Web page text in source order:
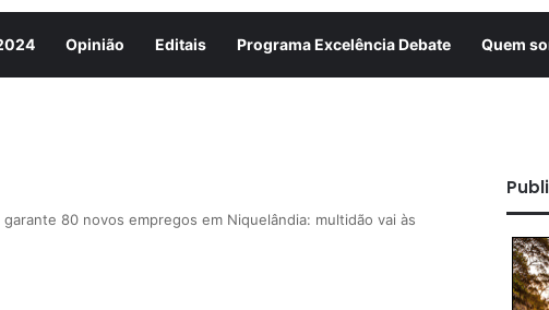
Opinião Editais Programa Excelência Debate Quem
80 novos empregos em Niquelândia: multidão vai às